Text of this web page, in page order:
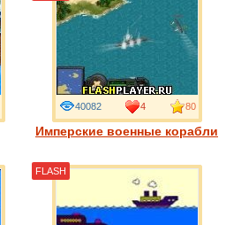
Имперские военные корабли
40082 4 80
FLASH